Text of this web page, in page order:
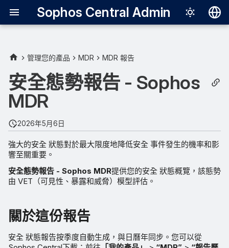
Sophos Central Admin
Français
日本語
한국어
Português
關於這份報告
職業教育模式
報告詳細資訊
可見度
暴露
管理您的產品 MDR MDR 報告
安全態勢報告 - Sophos
MDR
2026年5月6日
強大的安全 狀態對於最大限度地降低安全 事件發生的機率和影
響至關重要。
安全態勢報告 - Sophos MDR提供您的安全 狀態概覽，該態勢
由 VET（可見性、暴露和威脅）模型評估。
關於這份報告
安全 狀態報告按季度自動生成，與日曆年同步。您可以從